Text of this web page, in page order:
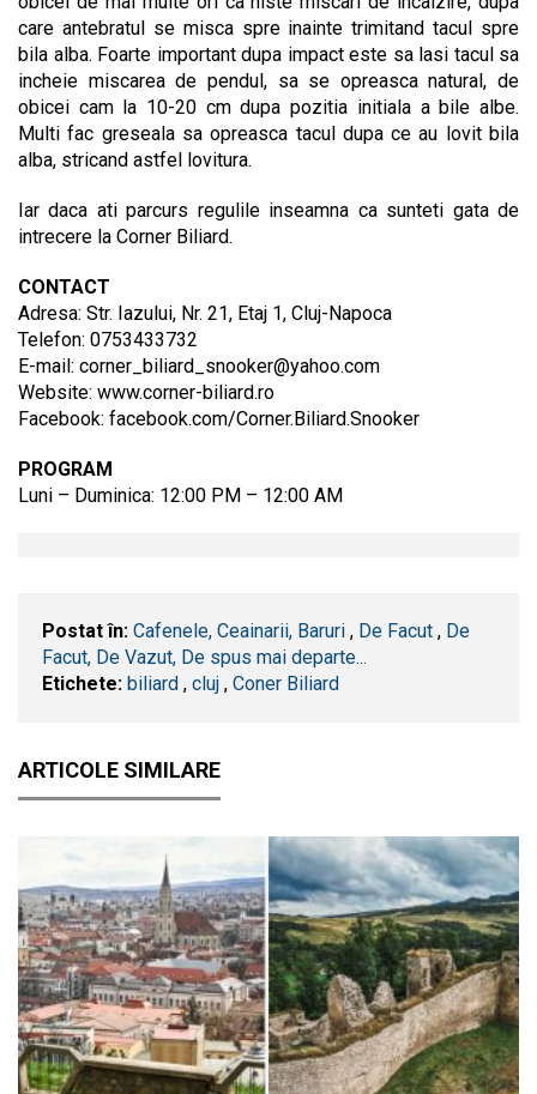
care antebratul se misca spre inainte trimitand tacul spre
bila alba. Foarte important dupa impact este sa lasi tacul sa
incheie miscarea de pendul, sa se opreasca natural, de
obicei cam la 10-20 cm dupa pozitia initiala a bile albe.
Multi fac greseala sa opreasca tacul dupa ce au lovit bila
alba, stricand astfel lovitura.
Iar daca ati parcurs regulile inseamna ca sunteti gata de
intrecere la Corner Biliard.
CONTACT
Adresa: Str. Iazului, Nr. 21, Etaj 1, Cluj-Napoca
Telefon: 0753433732
E-mail: corner_biliard_snooker@yahoo.com
Website: www.corner-biliard.ro
Facebook: facebook.com/Corner.Biliard.Snooker
PROGRAM
Luni – Duminica: 12:00 PM – 12:00 AM
Postat în: Cafenele, Ceainarii, Baruri , De Facut , De
Facut, De Vazut, De spus mai departe...
Etichete: biliard , cluj , Coner Biliard
ARTICOLE SIMILARE